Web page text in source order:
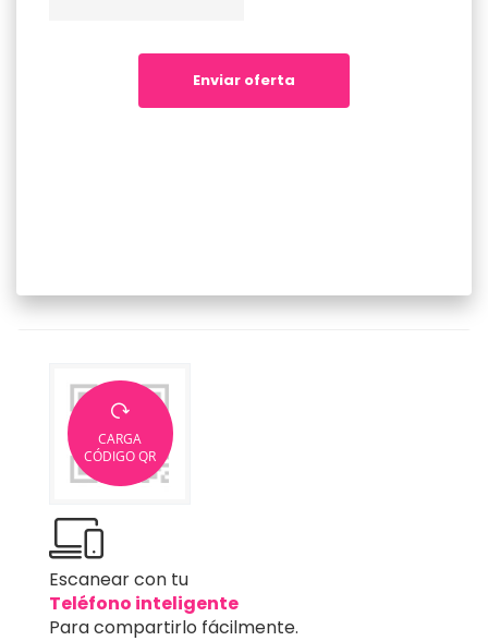
Enviar oferta
CARGA
CÓDIGO QR
Escanear con tu
Teléfono inteligente
Para compartirlo fácilmente.